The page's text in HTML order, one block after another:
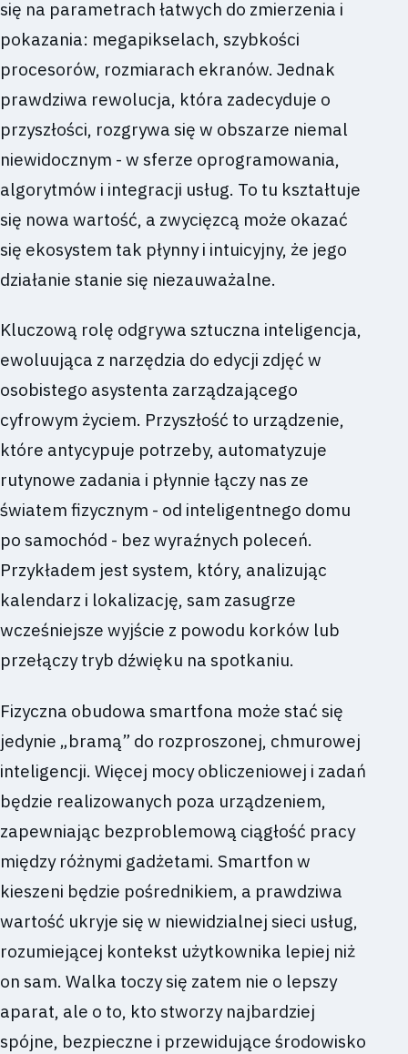
się na parametrach łatwych do zmierzenia i
pokazania: megapikselach, szybkości
procesorów, rozmiarach ekranów. Jednak
prawdziwa rewolucja, która zadecyduje o
przyszłości, rozgrywa się w obszarze niemal
niewidocznym - w sferze oprogramowania,
algorytmów i integracji usług. To tu kształtuje
się nowa wartość, a zwycięzcą może okazać
się ekosystem tak płynny i intuicyjny, że jego
działanie stanie się niezauważalne.
Kluczową rolę odgrywa sztuczna inteligencja,
ewoluująca z narzędzia do edycji zdjęć w
osobistego asystenta zarządzającego
cyfrowym życiem. Przyszłość to urządzenie,
które antycypuje potrzeby, automatyzuje
rutynowe zadania i płynnie łączy nas ze
światem fizycznym - od inteligentnego domu
po samochód - bez wyraźnych poleceń.
Przykładem jest system, który, analizując
kalendarz i lokalizację, sam zasugrze
wcześniejsze wyjście z powodu korków lub
przełączy tryb dźwięku na spotkaniu.
Fizyczna obudowa smartfona może stać się
jedynie „bramą” do rozproszonej, chmurowej
inteligencji. Więcej mocy obliczeniowej i zadań
będzie realizowanych poza urządzeniem,
zapewniając bezproblemową ciągłość pracy
między różnymi gadżetami. Smartfon w
kieszeni będzie pośrednikiem, a prawdziwa
wartość ukryje się w niewidzialnej sieci usług,
rozumiejącej kontekst użytkownika lepiej niż
on sam. Walka toczy się zatem nie o lepszy
aparat, ale o to, kto stworzy najbardziej
spójne, bezpieczne i przewidujące środowisko